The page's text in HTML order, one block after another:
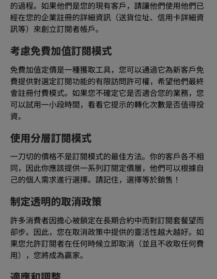
的過程。如果他們是您的現有客戶，請讓他們使用他們已
經在您的企業註冊的詳細資訊（送貨位址、信用卡詳細資
訊等）來創立訂閱者帳戶。
考慮免費加值訂閱模式
免費加值定價是一種獲取工具，您可以通過它為新客戶免
費提供對選定訂閱功能的有限訪問許可權，希望他們最終
會註冊付費模式。如果您不確定它是否適合您的業務，您
可以試用一小段時間，看看它提示的轉化次數是否值得投
資。
使用分層訂閱模式
一刀切的價格不是訂閱模式的最佳方法。你的客戶各不相
同，因此你應該提供一系列訂閱定價層，他們可以根據自
己的個人需求進行選擇。請記住，選擇等於銷售！
制定透明的取消政策
許多消費者因擔心被鎖定在長期合約中而對訂閱套餐望而
卻步。因此，您在取消政策中提供的靈活性越大越好。如
果您允許訂閱者在任何時候立即取消（並且不收取任何費
用），您將成為贏家。